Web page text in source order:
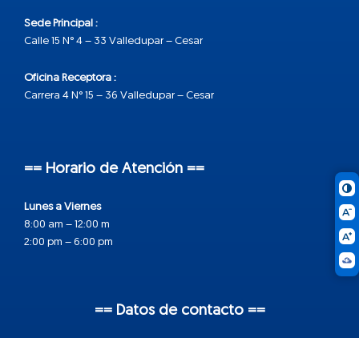
Sede Principal :
Calle 15 N° 4 – 33 Valledupar – Cesar
Oficina Receptora :
Carrera 4 N° 15 – 36 Valledupar – Cesar
== Horario de Atención ==
Lunes a Viernes
8:00 am – 12:00 m
2:00 pm – 6:00 pm
== Datos de contacto ==